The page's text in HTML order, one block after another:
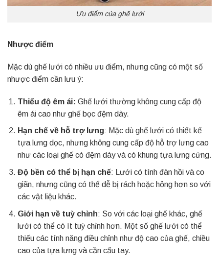
Ưu điểm của ghế lưới
Nhược điểm
Mặc dù ghế lưới có nhiều ưu điểm, nhưng cũng có một số
nhược điểm cần lưu ý:
Thiếu độ êm ái: Ghế lưới thường không cung cấp độ
êm ái cao như ghế bọc đệm dày.
Hạn chế về hỗ trợ lưng: Mặc dù ghế lưới có thiết kế
tựa lưng dọc, nhưng không cung cấp độ hỗ trợ lưng cao
như các loại ghế có đệm dày và có khung tựa lưng cứng.
Độ bền có thể bị hạn chế: Lưới có tính đàn hồi và co
giãn, nhưng cũng có thể dễ bị rách hoặc hỏng hơn so với
các vật liệu khác.
Giới hạn về tuỳ chỉnh: So với các loại ghế khác, ghế
lưới có thể có ít tuỳ chỉnh hơn. Một số ghế lưới có thể
thiếu các tính năng điều chỉnh như độ cao của ghế, chiều
cao của tựa lưng và cần cẩu tay.